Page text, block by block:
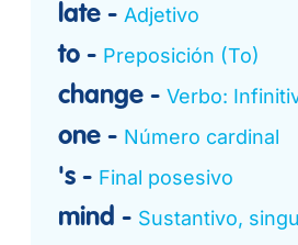
late Adjetivo
to Preposición (To)
change Verbo:
one Número cardinal
's Final posesivo
mind Sustantivo,